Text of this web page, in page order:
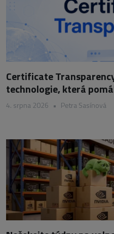
Certificate
technologie, která
4. srpna 2026 • Petra Sasínová